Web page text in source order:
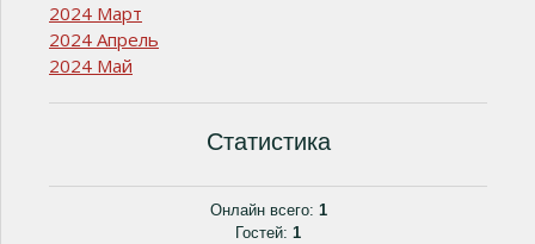
2024 Март
2024 Апрель
2024 Май
Статистика
Онлайн всего: 1
Гостей: 1